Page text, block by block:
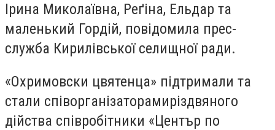
Ірина Миколаївна, Реґіна, Ельдар та
маленький Гордій, повідомила прес-
служба Кирилівської селищної ради.
«Охримовски цвятенца» підтримали та
стали співорганізаторамиріздвяного
дійства співробітники «Център по